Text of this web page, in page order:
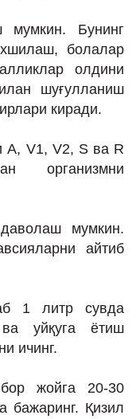
мумкин. Бунинг
болалар
олдини
шуғулланиш
киради.
A, V1, V2, S ва R
организмни
мумкин.
айтиб
1 литр сувда
ва уйқуга ётиш
ичинг.
жойга 20-30
бажаринг. Қизил